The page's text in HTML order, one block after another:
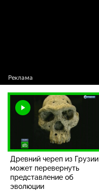
Древний череп из Грузии
может перевернуть
представление об
эволюции